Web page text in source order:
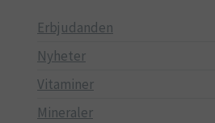
Erbjudanden
Nyheter
Vitaminer
Mineraler